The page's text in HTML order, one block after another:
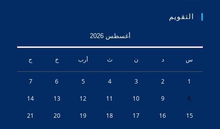
التقويم
أغسطس 2026
س د ن ث أرب خ ج
1
2
3
4
5
6
7
8
9
10
11
12
13
14
15
16
17
18
19
20
21